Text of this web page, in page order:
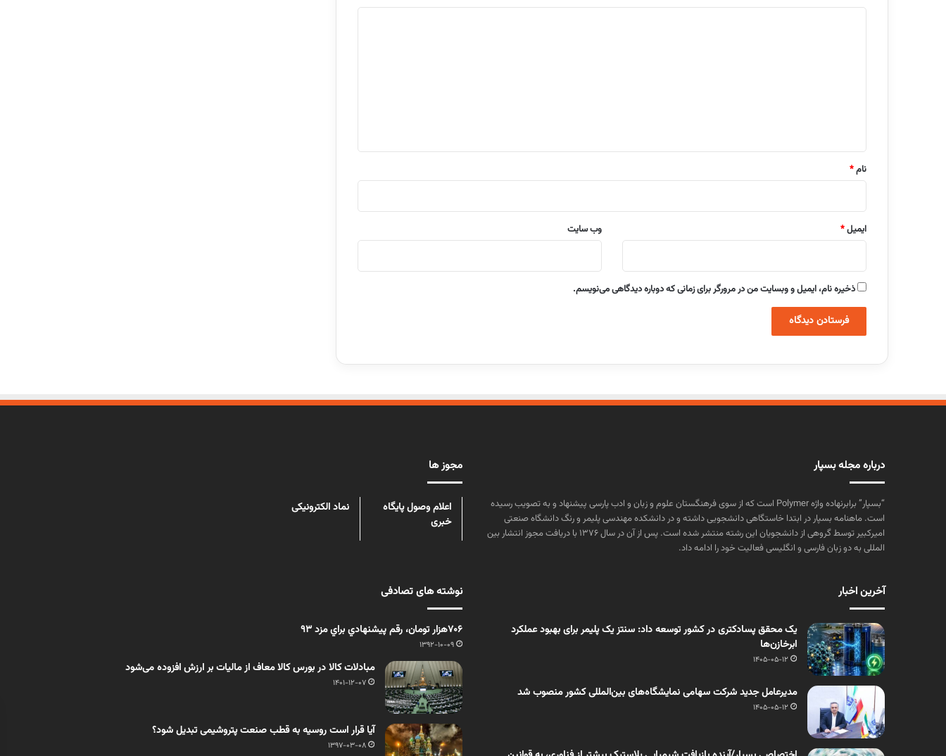
نام*
ایمیل* وب‌ سایت
ذخیره نام، ایمیل و وبسایت من در مرورگر برای زمانی که دوباره دیدگاهی می‌نویسم.
درباره مجله بسپار
“بسپار” برابرنهاده واژه Polymer است که از سوی فرهنگستان علوم و زبان و ادب پارسی پیشنهاد و به تصویب رسیده
است. ماهنامه بسپار در ابتدا خاستگاهی دانشجویی داشته و در دانشکده مهندسی پلیمر و رنگ دانشگاه صنعتی
امیرکبیر توسط گروهی از دانشجویان این رشته منتشر شده است. پس از آن در سال ۱۳۷۶ با دریافت مجوز انتشار بین
المللی به دو زبان فارسی و انگلیسی فعالیت خود را ادامه داد.
مجوز ها
اعلام وصول پایگاه
خبری
نماد الکترونیکی
آخرین اخبار
یک محقق پسادکتری در کشور توسعه داد: سنتز یک پلیمر برای بهبود عملکرد
ابرخازن‌ها
1405-05-12
مدیرعامل جدید شرکت سهامی نمایشگاه‌های بین‌المللی کشور منصوب شد
1405-05-12
نوشته های تصادفی
706هزار تومان، رقم پيشنهادي براي مزد 93
1392-10-09
مبادلات کالا در بورس کالا معاف از مالیات بر ارزش افزوده می‌شود
1401-12-07
آیا قرار است روسیه به قطب صنعت پتروشیمی تبدیل شود؟
1397-03-08